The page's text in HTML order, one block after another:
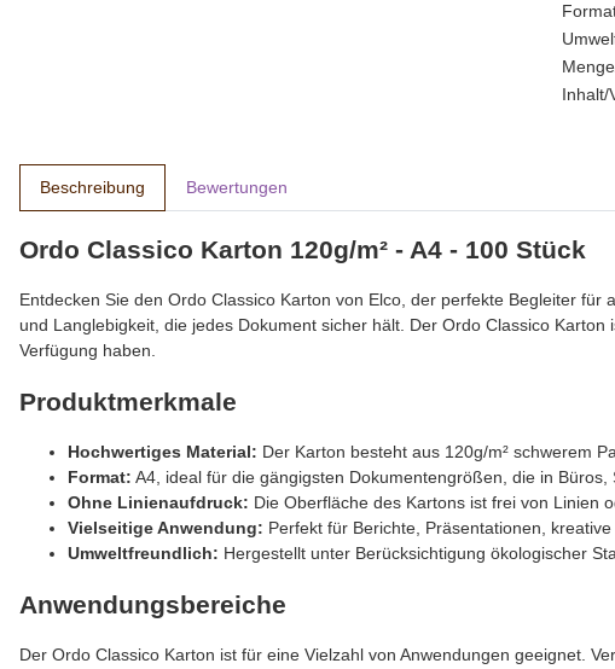
Inhalt/
Beschreibung Bewertungen
Ordo Classico Karton 120g/m² - A4 - 100 Stück
Entdecken Sie den Ordo Classico Karton von Elco, der perfekte Begleiter
und Langlebigkeit, die jedes Dokument sicher hält. Der Ordo Classico
Verfügung haben.
Produktmerkmale
Hochwertiges Material: Der Karton besteht aus 120g/m² schwerem
Format: A4, ideal für die gängigsten Dokumentengrößen, die in Büros,
Ohne Linienaufdruck: Die Oberfläche des Kartons ist frei von Linien
Vielseitige Anwendung: Perfekt für Berichte, Präsentationen,
Umweltfreundlich: Hergestellt unter Berücksichtigung ökologischer
Anwendungsbereiche
Der Ordo Classico Karton ist für eine Vielzahl von Anwendungen geeignet.